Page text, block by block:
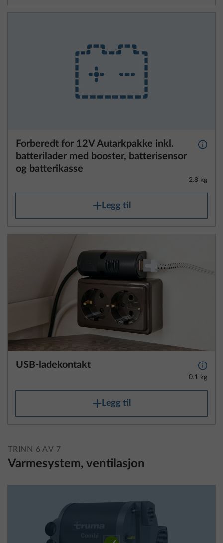
Forberedt for 12V Autarkpakke inkl.
batterilader med booster, batterisensor
og batterikasse
Mer
2.8 kg
Legg til
USB-ladekontakt Mer
0.1 kg
Legg til
TRINN 6 AV 7
Varmesystem, ventilasjon